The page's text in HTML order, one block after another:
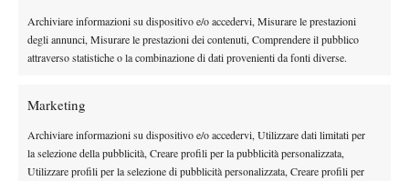
Archiviare informazioni su dispositivo e/o accedervi, Misurare le prestazioni
degli annunci, Misurare le prestazioni dei contenuti, Comprendere il pubblico
attraverso statistiche o la combinazione di dati provenienti da fonti diverse.
Marketing
Archiviare informazioni su dispositivo e/o accedervi, Utilizzare dati limitati per
la selezione della pubblicità, Creare profili per la pubblicità personalizzata,
Utilizzare profili per la selezione di pubblicità personalizzata, Creare profili per
Rusedski sul futuro di Alcaraz: “Non
giocherà lo US Open, forse non lo vedremo
più nel 2026”